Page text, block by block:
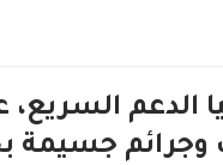
الدعم
وجرائم جسيمة